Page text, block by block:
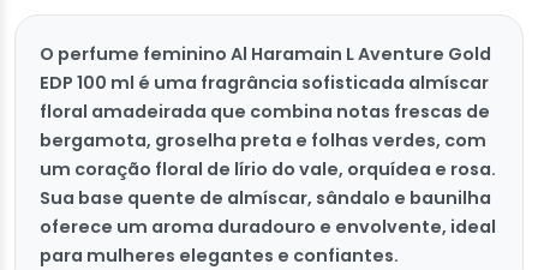
O perfume feminino Al Haramain L Aventure Gold
EDP 100 ml é uma fragrância sofisticada almíscar
floral amadeirada que combina notas frescas de
bergamota, groselha preta e folhas verdes, com
um coração floral de lírio do vale, orquídea e rosa.
Sua base quente de almíscar, sândalo e baunilha
oferece um aroma duradouro e envolvente, ideal
para mulheres elegantes e confiantes.